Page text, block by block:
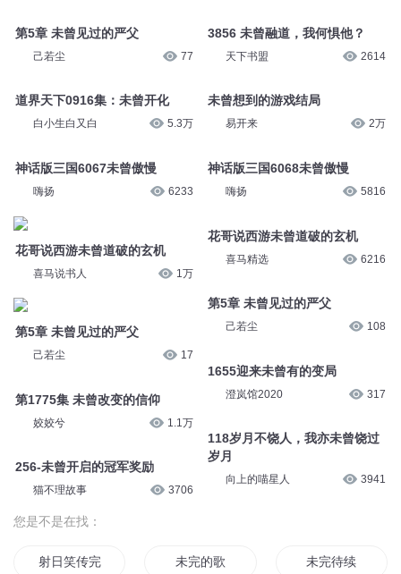
第5章 未曾见过的严父
己若尘 77
道界天下0916集：未曾开化
白小生白又白 5.3万
神话版三国6067未曾傲慢
嗨扬 6233
花哥说西游未曾道破的玄机
喜马说书人 1万
第5章 未曾见过的严父
己若尘 17
第1775集 未曾改变的信仰
姣姣兮 1.1万
256-未曾开启的冠军奖励
猫不理故事 3706
3856 未曾融道，我何惧他？
天下书盟 2614
未曾想到的游戏结局
易开来 2万
神话版三国6068未曾傲慢
嗨扬 5816
花哥说西游未曾道破的玄机
喜马精选 6216
第5章 未曾见过的严父
己若尘 108
1655迎来未曾有的变局
澄岚馆2020 317
118岁月不饶人，我亦未曾饶过
岁月
向上的喵星人 3941
您是不是在找：
射日笑传完结版 未完的歌 未完待续